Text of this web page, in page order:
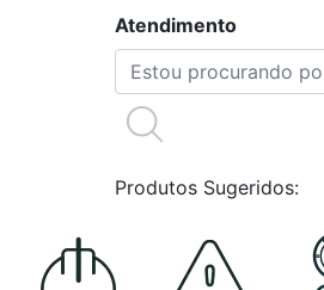
Atendimento
Produtos Sugeridos: